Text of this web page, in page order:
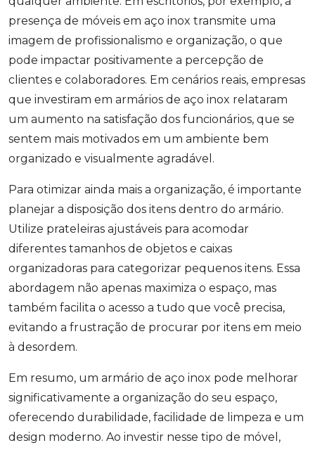
presença de móveis em aço inox transmite uma
imagem de profissionalismo e organização, o que
pode impactar positivamente a percepção de
clientes e colaboradores. Em cenários reais, empresas
que investiram em armários de aço inox relataram
um aumento na satisfação dos funcionários, que se
sentem mais motivados em um ambiente bem
organizado e visualmente agradável.
Para otimizar ainda mais a organização, é importante
planejar a disposição dos itens dentro do armário.
Utilize prateleiras ajustáveis para acomodar
diferentes tamanhos de objetos e caixas
organizadoras para categorizar pequenos itens. Essa
abordagem não apenas maximiza o espaço, mas
também facilita o acesso a tudo que você precisa,
evitando a frustração de procurar por itens em meio
à desordem.
Em resumo, um armário de aço inox pode melhorar
significativamente a organização do seu espaço,
oferecendo durabilidade, facilidade de limpeza e um
design moderno. Ao investir nesse tipo de móvel,